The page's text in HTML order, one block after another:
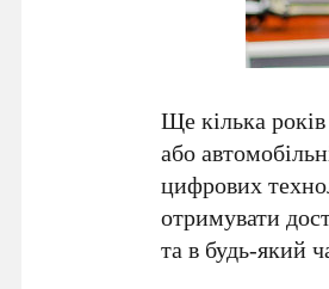
Ще кілька
або
цифрових
отримувати
та в будь-який